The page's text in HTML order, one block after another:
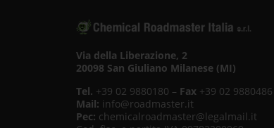
Via della Liberazione, 2
20098 San Giuliano Milanese (MI)
Tel. +39 02 9880180 – Fax+39 02 9880486
Mail: info@roadmaster.it
Pec: chemicalroadmaster@legalmail.it